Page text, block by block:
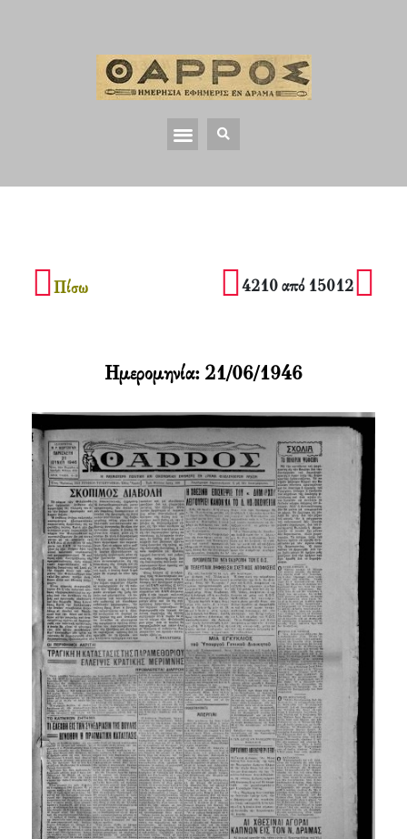
Πίσω 4210 από 15012
Ημερομηνία: 21/06/1946